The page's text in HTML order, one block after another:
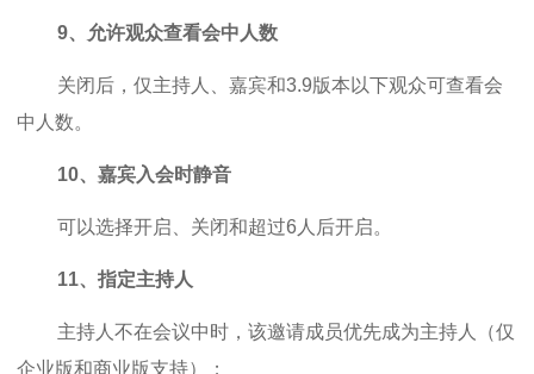
9、允许观众查看会中人数
关闭后，仅主持人、嘉宾和3.9版本以下观众可查看会
中人数。
10、嘉宾入会时静音
可以选择开启、关闭和超过6人后开启。
11、指定主持人
主持人不在会议中时，该邀请成员优先成为主持人（仅
企业版和商业版支持）；